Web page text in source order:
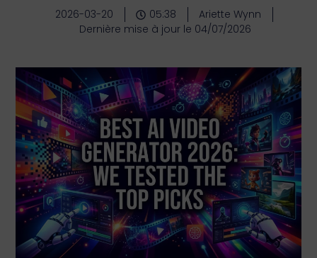
2026-03-20 05:38
Ariette Wynn
Dernière mise à jour le 04/07/2026